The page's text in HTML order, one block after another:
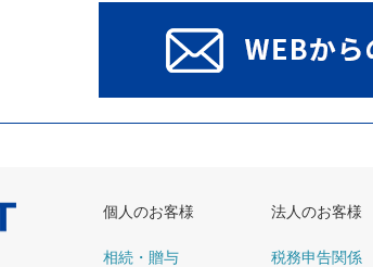
個人のお客様
相続・贈与
法人のお客様
税務申告関係